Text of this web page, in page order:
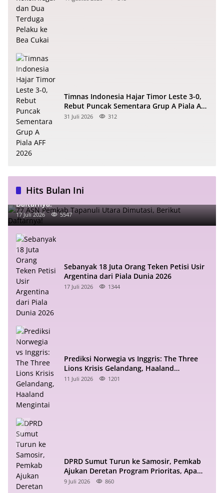
Timnas Indonesia Hajar Timor Leste 3-0,
Rebut Puncak Sementara Grup A Piala AFF
2026
31 Juli 2026 312
Hits Bulan Ini
77 ASN Pemkab Tapanuli Utara Dimutasi, Berikut
Daftarnya!
17 Juli 2026 5547
Sebanyak 18 Juta Orang Teken Petisi Usir
Argentina dari Piala Dunia 2026
17 Juli 2026 1344
Prediksi Norwegia vs Inggris: The Three
Lions Krisis Gelandang, Haaland
Mengintai
11 Juli 2026 1201
DPRD Sumut Turun ke Samosir, Pemkab
Ajukan Deretan Program Prioritas, Apa
Saja?
9 Juli 2026 860